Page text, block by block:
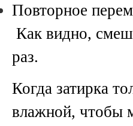
Повторное
Как видно,
раз.
Когда затирка
влажной, чтобы